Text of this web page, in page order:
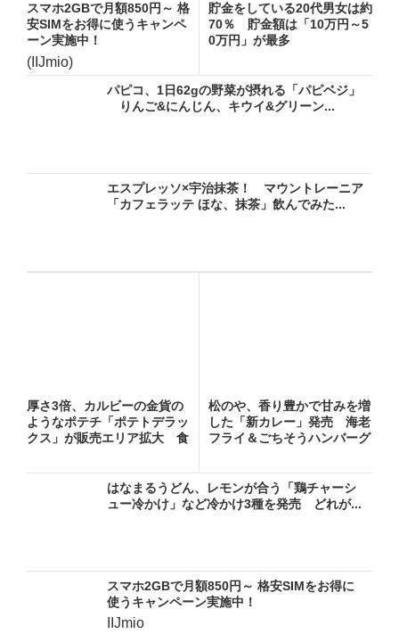
スマホ2GBで月額850円～ 格
安SIMをお得に使うキャンペ
ーン実施中！
(IIJmio)
貯金をしている20代男女は約
70％ 貯金額は「10万円～5
0万円」が最多
パピコ、1日62gの野菜が摂れる「パピベジ」
りんご&にんじん、キウイ&グリーン...
エスプレッソ×宇治抹茶！ マウントレーニア
「カフェラッテ ほな、抹茶」飲んでみた...
厚さ3倍、カルビーの金貨の
ようなポテチ「ポテトデラッ
クス」が販売エリア拡大 食
松のや、香り豊かで甘みを増
した「新カレー」発売 海老
フライ＆ごちそうハンバーグ
はなまるうどん、レモンが合う「鶏チャーシ
ュー冷かけ」など冷かけ3種を発売 どれが...
スマホ2GBで月額850円～ 格安SIMをお得に
使うキャンペーン実施中！
IIJmio